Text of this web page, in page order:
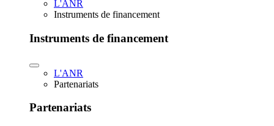
L'ANR
Instruments de financement
Instruments de financement
L'ANR
Partenariats
Partenariats